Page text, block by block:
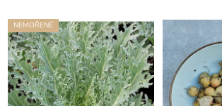
NEMOŘENÉ